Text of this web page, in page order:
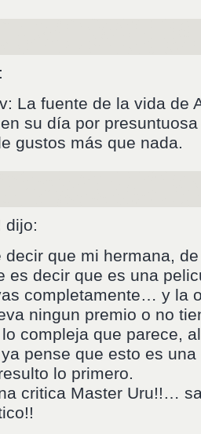
La fuente de la vida de
su día por
gustos más que nada.
dijo:
decir que mi hermana,
es decir que es una
completamente… y la
ningun premio o no
compleja que parece,
pense que esto es
lo primero.
critica Master Uru!!…